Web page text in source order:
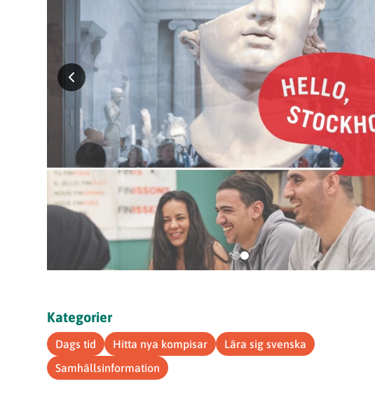
Kategorier
Dags tid Hitta nya kompisar
Lära sig svenska
Samhällsinformation